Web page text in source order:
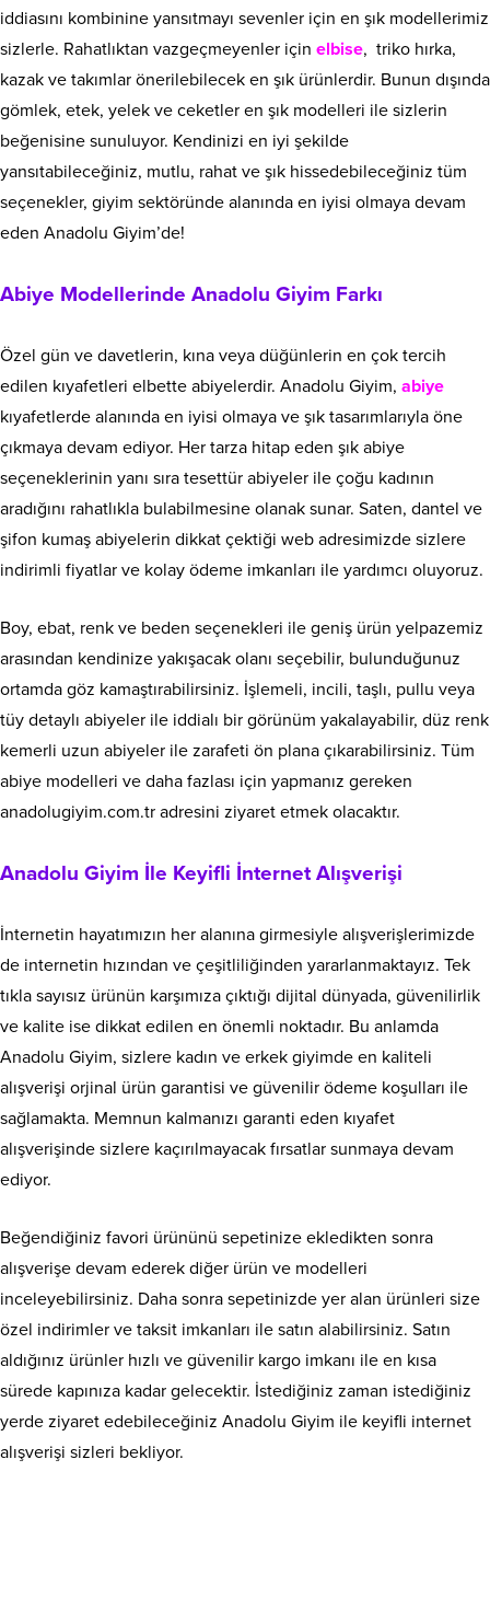
iddiasını kombinine yansıtmayı sevenler için en şık modellerimiz
sizlerle. Rahatlıktan vazgeçmeyenler için elbise, triko hırka,
kazak ve takımlar önerilebilecek en şık ürünlerdir. Bunun dışında
gömlek, etek, yelek ve ceketler en şık modelleri ile sizlerin
beğenisine sunuluyor. Kendinizi en iyi şekilde
yansıtabileceğiniz, mutlu, rahat ve şık hissedebileceğiniz tüm
seçenekler, giyim sektöründe alanında en iyisi olmaya devam
eden Anadolu Giyim’de!
Abiye Modellerinde Anadolu Giyim Farkı
Özel gün ve davetlerin, kına veya düğünlerin en çok tercih
edilen kıyafetleri elbette abiyelerdir. Anadolu Giyim, abiye
kıyafetlerde alanında en iyisi olmaya ve şık tasarımlarıyla öne
çıkmaya devam ediyor. Her tarza hitap eden şık abiye
seçeneklerinin yanı sıra tesettür abiyeler ile çoğu kadının
aradığını rahatlıkla bulabilmesine olanak sunar. Saten, dantel ve
şifon kumaş abiyelerin dikkat çektiği web adresimizde sizlere
indirimli fiyatlar ve kolay ödeme imkanları ile yardımcı oluyoruz.
Boy, ebat, renk ve beden seçenekleri ile geniş ürün yelpazemiz
arasından kendinize yakışacak olanı seçebilir, bulunduğunuz
ortamda göz kamaştırabilirsiniz. İşlemeli, incili, taşlı, pullu veya
tüy detaylı abiyeler ile iddialı bir görünüm yakalayabilir, düz renk
kemerli uzun abiyeler ile zarafeti ön plana çıkarabilirsiniz. Tüm
abiye modelleri ve daha fazlası için yapmanız gereken
anadolugiyim.com.tr adresini ziyaret etmek olacaktır.
Anadolu Giyim İle Keyifli İnternet Alışverişi
İnternetin hayatımızın her alanına girmesiyle alışverişlerimizde
de internetin hızından ve çeşitliliğinden yararlanmaktayız. Tek
tıkla sayısız ürünün karşımıza çıktığı dijital dünyada, güvenilirlik
ve kalite ise dikkat edilen en önemli noktadır. Bu anlamda
Anadolu Giyim, sizlere kadın ve erkek giyimde en kaliteli
alışverişi orjinal ürün garantisi ve güvenilir ödeme koşulları ile
sağlamakta. Memnun kalmanızı garanti eden kıyafet
alışverişinde sizlere kaçırılmayacak fırsatlar sunmaya devam
ediyor.
Beğendiğiniz favori ürününü sepetinize ekledikten sonra
alışverişe devam ederek diğer ürün ve modelleri
inceleyebilirsiniz. Daha sonra sepetinizde yer alan ürünleri size
özel indirimler ve taksit imkanları ile satın alabilirsiniz. Satın
aldığınız ürünler hızlı ve güvenilir kargo imkanı ile en kısa
sürede kapınıza kadar gelecektir. İstediğiniz zaman istediğiniz
yerde ziyaret edebileceğiniz Anadolu Giyim ile keyifli internet
alışverişi sizleri bekliyor.